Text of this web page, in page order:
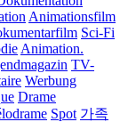
Animationsfilm
Sci-Fi
Animation.
TV-
Werbung
Drame
Spot 가족